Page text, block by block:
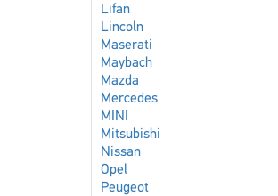
Lifan
Lincoln
Maserati
Maybach
Mazda
Mercedes
MINI
Mitsubishi
Nissan
Opel
Peugeot